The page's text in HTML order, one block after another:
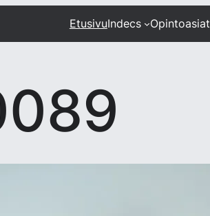
EtusivuIndecs Opintoasiat